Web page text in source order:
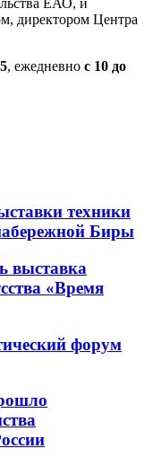
ЕАО, и
директором Центра
, ежедневно с 10 до
техники
Биры
выставка
«Время
форум